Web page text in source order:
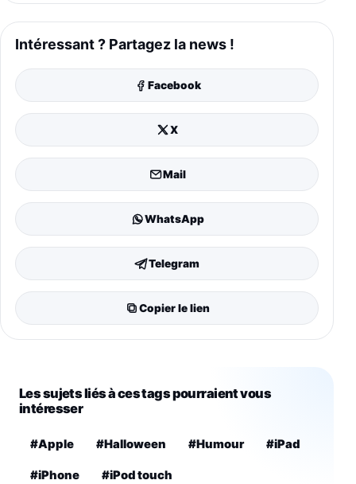
Intéressant ? Partagez la news !
Facebook
X
Mail
WhatsApp
Telegram
Copier le lien
Les sujets liés à ces tags pourraient vous
intéresser
#Apple #Halloween #Humour #iPad
#iPhone #iPod touch